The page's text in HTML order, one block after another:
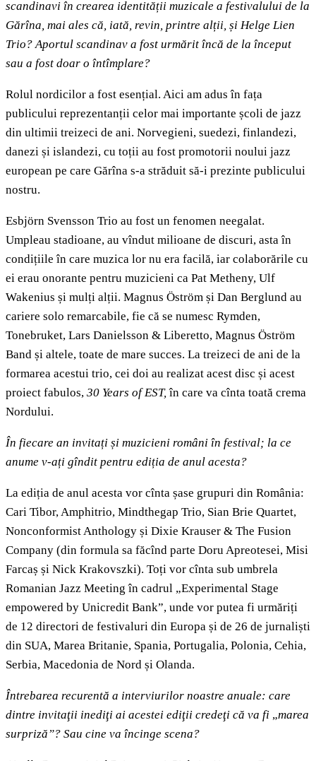
scandinavi în crearea identității muzicale a festivalului de la
Gărîna, mai ales că, iată, revin, printre alții, și Helge Lien
Trio? Aportul scandinav a fost urmărit încă de la început
sau a fost doar o întîmplare?
Rolul nordicilor a fost esențial. Aici am adus în fața
publicului reprezentanții celor mai importante școli de jazz
din ultimii treizeci de ani. Norvegieni, suedezi, finlandezi,
danezi și islandezi, cu toții au fost promotorii noului jazz
european pe care Gărîna s-a străduit să-i prezinte publicului
nostru.
Esbjörn Svensson Trio au fost un fenomen neegalat.
Umpleau stadioane, au vîndut milioane de discuri, asta în
condițiile în care muzica lor nu era facilă, iar colaborările cu
ei erau onorante pentru muzicieni ca Pat Metheny, Ulf
Wakenius și mulți alții. Magnus Öström și Dan Berglund au
cariere solo remarcabile, fie că se numesc Rymden,
Tonebruket, Lars Danielsson & Liberetto, Magnus Öström
Band și altele, toate de mare succes. La treizeci de ani de la
formarea acestui trio, cei doi au realizat acest disc și acest
proiect fabulos, 30 Years of EST, în care va cînta toată crema
Nordului.
În fiecare an invitați și muzicieni români în festival; la ce
anume v-ați gîndit pentru ediția de anul acesta?
La ediția de anul acesta vor cînta șase grupuri din România:
Cari Tibor, Amphitrio, Mindthegap Trio, Sian Brie Quartet,
Nonconformist Anthology și Dixie Krauser & The Fusion
Company (din formula sa făcînd parte Doru Apreotesei, Misi
Farcaș și Nick Krakovszki). Toți vor cînta sub umbrela
Romanian Jazz Meeting în cadrul „Experimental Stage
empowered by Unicredit Bank”, unde vor putea fi urmăriți
de 12 directori de festivaluri din Europa și de 26 de jurnaliști
din SUA, Marea Britanie, Spania, Portugalia, Polonia, Cehia,
Serbia, Macedonia de Nord și Olanda.
Întrebarea recurentă a interviurilor noastre anuale: care
dintre invitaţii inediţi ai acestei ediţii credeţi că va fi „marea
surpriză”? Sau cine va încinge scena?